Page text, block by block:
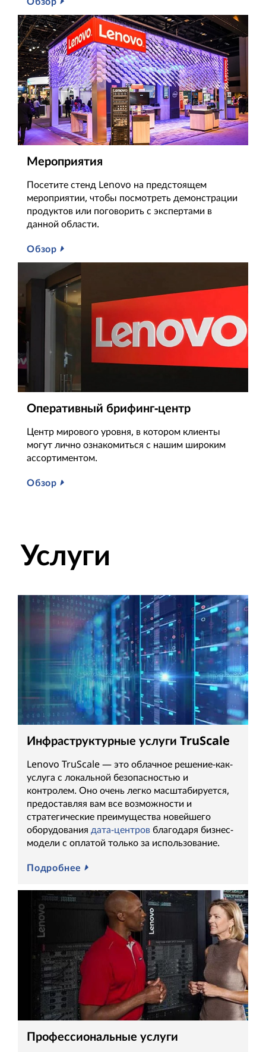
Мероприятия
Посетите стенд Lenovo на предстоящем
мероприятии, чтобы посмотреть демонстрации
продуктов или поговорить с экспертами в
данной области.
Обзор
Оперативный брифинг-центр
Центр мирового уровня, в котором клиенты
могут лично ознакомиться с нашим широким
ассортиментом.
Обзор
Услуги
Инфраструктурные услуги TruScale
Lenovo TruScale — это облачное решение-как-
услуга с локальной безопасностью и
контролем. Оно очень легко масштабируется,
предоставляя вам все возможности и
стратегические преимущества новейшего
оборудования дата-центров благодаря бизнес-
модели с оплатой только за использование.
Подробнее
Профессиональные услуги